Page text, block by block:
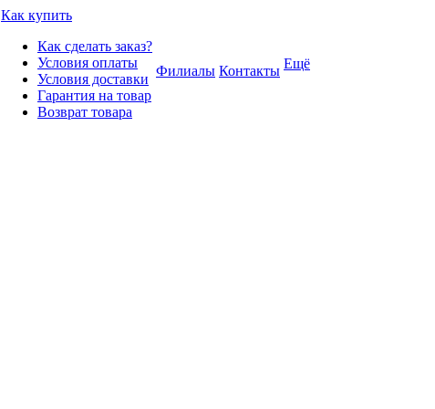
Как купить
Как сделать заказ?
Условия оплаты
Условия доставки
Гарантия на товар
Возврат товара
Филиалы Контакты Ещё